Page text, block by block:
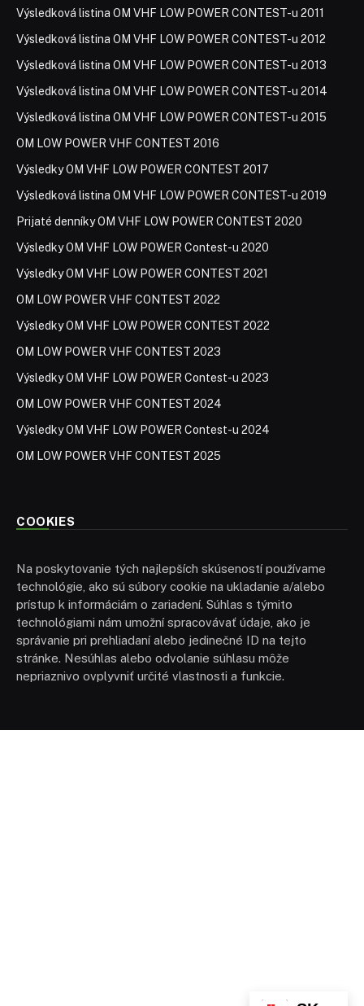
Výsledková listina OM VHF LOW POWER CONTEST-u 2011
Výsledková listina OM VHF LOW POWER CONTEST-u 2012
Výsledková listina OM VHF LOW POWER CONTEST-u 2013
Výsledková listina OM VHF LOW POWER CONTEST-u 2014
Výsledková listina OM VHF LOW POWER CONTEST-u 2015
OM LOW POWER VHF CONTEST 2016
Výsledky OM VHF LOW POWER CONTEST 2017
Výsledková listina OM VHF LOW POWER CONTEST-u 2019
Prijaté denníky OM VHF LOW POWER CONTEST 2020
Výsledky OM VHF LOW POWER Contest-u 2020
Výsledky OM VHF LOW POWER CONTEST 2021
OM LOW POWER VHF CONTEST 2022
Výsledky OM VHF LOW POWER CONTEST 2022
OM LOW POWER VHF CONTEST 2023
Výsledky OM VHF LOW POWER Contest-u 2023
OM LOW POWER VHF CONTEST 2024
Výsledky OM VHF LOW POWER Contest-u 2024
OM LOW POWER VHF CONTEST 2025
COOKIES
Na poskytovanie tých najlepších skúseností používame
technológie, ako sú súbory cookie na ukladanie a/alebo
prístup k informáciám o zariadení. Súhlas s týmito
technológiami nám umožní spracovávať údaje, ako je
správanie pri prehliadaní alebo jedinečné ID na tejto
stránke. Nesúhlas alebo odvolanie súhlasu môže
nepriaznivo ovplyvniť určité vlastnosti a funkcie.